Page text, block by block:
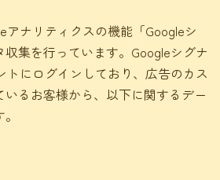
アナリティクスの機能「Googleシ
集を行っています。Googleシグナ
トにログインしており、広告のカス
いるお客様から、以下に関するデー